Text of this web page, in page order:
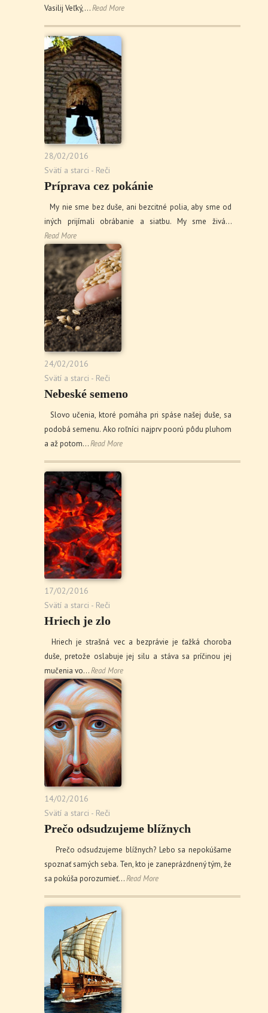
Vasilij Veľký,…Read More
28/02/2016
Svätí a starci - Reči
Príprava cez pokánie
My nie sme bez duše, ani bezcitné polia, aby sme od
iných prijímali obrábanie a siatbu. My sme živá…
Read More
24/02/2016
Svätí a starci - Reči
Nebeské semeno
Slovo učenia, ktoré pomáha pri spáse našej duše, sa
podobá semenu. Ako roľníci najprv poorú pôdu pluhom
a až potom…Read More
17/02/2016
Svätí a starci - Reči
Hriech je zlo
Hriech je strašná vec a bezprávie je ťažká choroba
duše, pretože oslabuje jej silu a stáva sa príčinou jej
mučenia vo…Read More
14/02/2016
Svätí a starci - Reči
Prečo odsudzujeme blížnych
Prečo odsudzujeme blížnych? Lebo sa nepokúšame
spoznať samých seba. Ten, kto je zaneprázdnený tým, že
sa pokúša porozumieť…Read More